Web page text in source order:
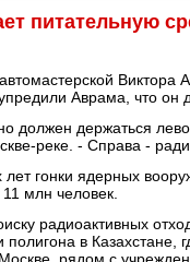
питательную
Аврама, что он
должен держаться
реке. - Справа -
гонки ядерных
млн человек.
радиоактивных
в Казахстане,